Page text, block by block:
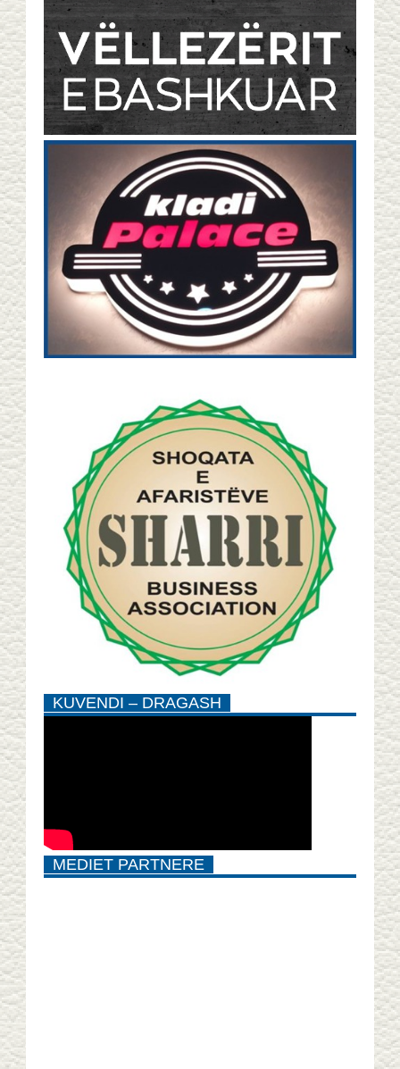
KUVENDI – DRAGASH
MEDIET PARTNERE